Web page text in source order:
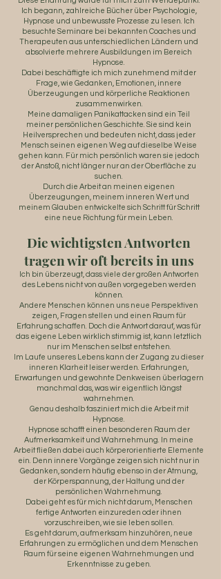
Ich begann, zahlreiche Bücher über Psychologie,
Hypnose und unbewusste Prozesse zu lesen. Ich
besuchte Seminare bei bekannten Coaches und
Therapeuten aus unterschiedlichen Ländern und
absolvierte mehrere Ausbildungen im Bereich
Hypnose.
Dabei beschäftigte ich mich zunehmend mit der
Frage, wie Gedanken, Emotionen, innere
Überzeugungen und körperliche Reaktionen
zusammenwirken.
Meine damaligen Panikattacken sind ein Teil
meiner persönlichen Geschichte. Sie sind kein
Heilversprechen und bedeuten nicht, dass jeder
Mensch seinen eigenen Weg auf dieselbe Weise
gehen kann. Für mich persönlich waren sie jedoch
der Anstoß, nicht länger nur an der Oberfläche zu
suchen.
Durch die Arbeit an meinen eigenen
Überzeugungen, meinem inneren Wert und
meinem Glauben entwickelte sich Schritt für Schritt
eine neue Richtung für mein Leben.
Die wichtigsten Antworten
tragen wir oft bereits in uns
Ich bin überzeugt, dass viele der großen Antworten
des Lebens nicht von außen vorgegeben werden
können.
Andere Menschen können uns neue Perspektiven
zeigen, Fragen stellen und einen Raum für
Erfahrung schaffen. Doch die Antwort darauf, was für
das eigene Leben wirklich stimmig ist, kann letztlich
nur im Menschen selbst entstehen.
Im Laufe unseres Lebens kann der Zugang zu dieser
inneren Klarheit leiser werden. Erfahrungen,
Erwartungen und gewohnte Denkweisen überlagern
manchmal das, was wir eigentlich längst
wahrnehmen.
Genau deshalb fasziniert mich die Arbeit mit
Hypnose.
Hypnose schafft einen besonderen Raum der
Aufmerksamkeit und Wahrnehmung. In meine
Arbeit fließen dabei auch körperorientierte Elemente
ein. Denn innere Vorgänge zeigen sich nicht nur in
Gedanken, sondern häufig ebenso in der Atmung,
der Körperspannung, der Haltung und der
persönlichen Wahrnehmung.
Dabei geht es für mich nicht darum, Menschen
fertige Antworten einzureden oder ihnen
vorzuschreiben, wie sie leben sollen.
Es geht darum, aufmerksam hinzuhören, neue
Erfahrungen zu ermöglichen und dem Menschen
Raum für seine eigenen Wahrnehmungen und
Erkenntnisse zu geben.